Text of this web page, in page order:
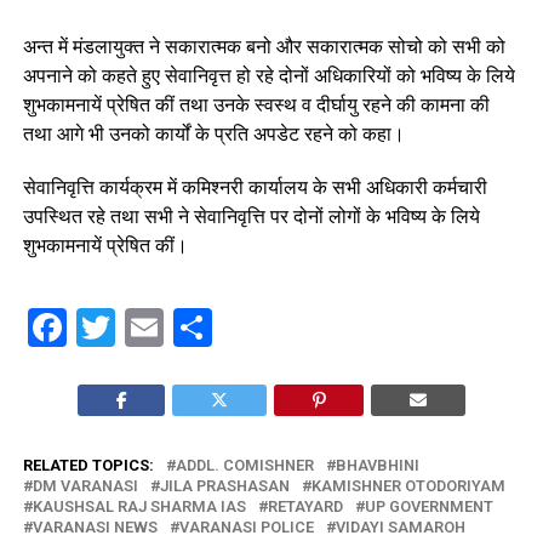
अन्त में मंडलायुक्त ने सकारात्मक बनो और सकारात्मक सोचो को सभी को
अपनाने को कहते हुए सेवानिवृत्त हो रहे दोनों अधिकारियों को भविष्य के लिये
शुभकामनायें प्रेषित कीं तथा उनके स्वस्थ व दीर्घायु रहने की कामना की
तथा आगे भी उनको कार्यों के प्रति अपडेट रहने को कहा।
सेवानिवृत्ति कार्यक्रम में कमिश्नरी कार्यालय के सभी अधिकारी कर्मचारी
उपस्थित रहे तथा सभी ने सेवानिवृत्ति पर दोनों लोगों के भविष्य के लिये
शुभकामनायें प्रेषित कीं।
Facebook
Twitter
EmailShare
RELATED TOPICS: ADDL. COMISHNER
BHAVBHINI
DM VARANASI
JILA PRASHASAN
KAMISHNER OTODORIYAM
KAUSHSAL RAJ SHARMA IAS
RETAYARD
UP GOVERNMENT
VARANASI NEWS
VARANASI POLICE VIDAYI SAMAROH